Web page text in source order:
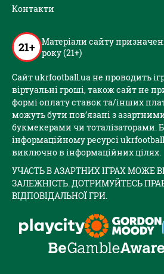
Контакти
21+ Матеріали сайту
року (21+)
Сайт ukrfootball.ua не проводить
віртуальні гроші, також сайт не
формі оплату ставок та/інших
можуть бути пов’язані з
букмекерами чи тоталізаторами.
інформаційному ресурсі
виключно в інформаційних цілях.
УЧАСТЬ В АЗАРТНИХ ІГРАХ МОЖЕ
ЗАЛЕЖНІСТЬ. ДОТРИМУЙТЕСЬ
ВІДПОВІДАЛЬНОЇ ГРИ.